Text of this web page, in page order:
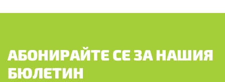
АБОНИРАЙТЕ СЕ ЗА НАШИЯ
БЮЛЕТИН